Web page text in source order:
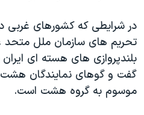
نرگس محمدی برنده جایزه نوبل
همایش محافظه‌کاران آمریکا
صفحه‌های ویژه
در شرایطی که کشورهای غربی
تحریم های سازمان ملل متحد
بلندپروازی های هسته ای
گفت و گوهای نمایندگان
موسوم به گروه هشت است.